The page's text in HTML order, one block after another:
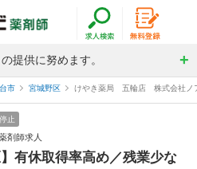
提供に努めます。
市 宮城野区 けやき薬局 五輪店 株式会社ノ
止
剤師求人
有休取得率高め／残業少な